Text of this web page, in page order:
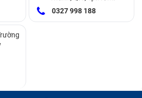
tạo màn hình này bị tổn thương,
Oppo A79 bị hỏng màn hình là
0327 998 188